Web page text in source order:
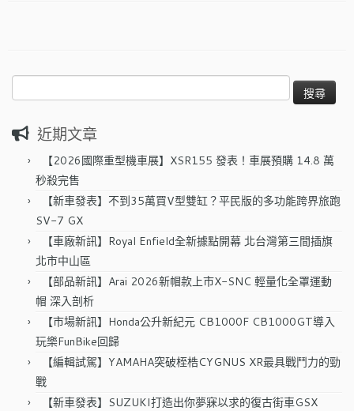
尋
鍵
近期文章
【2026國際重型機車展】XSR155 發表！車展預購 14.8 萬
秒殺完售
【新車發表】不到35萬買V型雙缸？平民版的多功能跨界旅跑
SV-7 GX
【車廠新訊】Royal Enfield全新據點開幕 北台灣第三間插旗
北市中山區
【部品新訊】Arai 2026新帽款上市X-SNC 輕量化全罩運動
帽 深入剖析
【市場新訊】Honda公升新紀元 CB1000F CB1000GT導入
玩樂FunBike回歸
【編輯試駕】YAMAHA突破桎梏CYGNUS XR最具戰鬥力的勁
戰
【新車發表】SUZUKI打造出你夢寐以求的復古街車GSX